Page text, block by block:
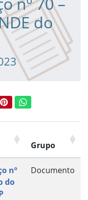
do
PinterestWhatsApp
Grupo
nº
do
Documento